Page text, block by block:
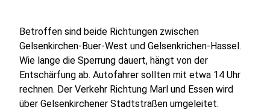
Betroffen sind beide Richtungen zwischen
Gelsenkirchen-Buer-West und Gelsenkrichen-Hassel.
Wie lange die Sperrung dauert, hängt von der
Entschärfung ab. Autofahrer sollten mit etwa 14 Uhr
rechnen. Der Verkehr Richtung Marl und Essen wird
über Gelsenkirchener Stadtstraßen umgeleitet.